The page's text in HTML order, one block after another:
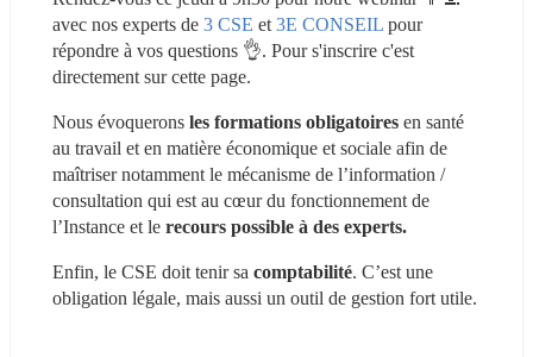
avec nos experts de 3 CSE et 3E CONSEIL pour
répondre à vos questions 👌. Pour s'inscrire c'est
directement sur cette page.
Nous évoquerons les formations obligatoires en santé
au travail et en matière économique et sociale afin de
maîtriser notamment le mécanisme de l’information /
consultation qui est au cœur du fonctionnement de
l’Instance et le recours possible à des experts.
Enfin, le CSE doit tenir sa comptabilité. C’est une
obligation légale, mais aussi un outil de gestion fort utile.